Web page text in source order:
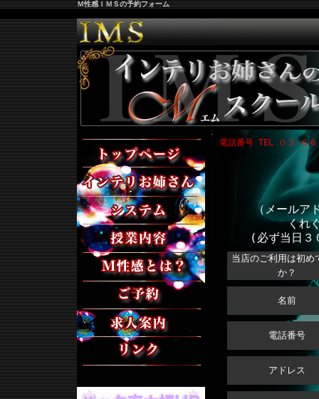
Ｍ性感ＩＭＳの予約フォーム
トップページ
女性紹介
料金システム
授業内容
M性感とは？
ご予約
求人案内
リンク集
電話番号TEL ０３-６６
（メールア
くれ
(必ず当日３
当店のご利用は初め
か？
名前
電話番号
アドレス